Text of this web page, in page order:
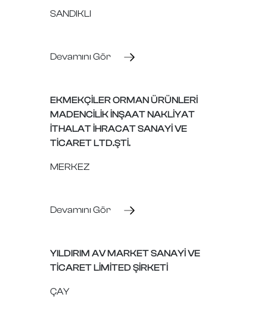
SANDIKLI
Devamını Gör
EKMEKÇİLER ORMAN ÜRÜNLERİ
MADENCİLİK İNŞAAT NAKLİYAT
İTHALAT İHRACAT SANAYİ VE
TİCARET LTD.ŞTİ.
MERKEZ
Devamını Gör
YILDIRIM AV MARKET SANAYİ VE
TİCARET LİMİTED ŞİRKETİ
ÇAY